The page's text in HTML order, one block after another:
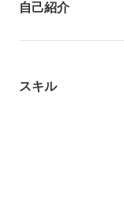
自己紹介
スキル